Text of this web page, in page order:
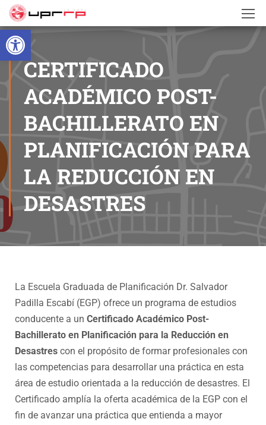
Open toolbar
CERTIFICADO
ACADÉMICO POST-
BACHILLERATO EN
PLANIFICACIÓN PARA
LA REDUCCIÓN EN
DESASTRES
La Escuela Graduada de Planificación Dr. Salvador
Padilla Escabí (EGP) ofrece un programa de estudios
conducente a un Certificado Académico Post-
Bachillerato en Planificación para la Reducción en
Desastres con el propósito de formar profesionales con
las competencias para desarrollar una práctica en esta
área de estudio orientada a la reducción de desastres. El
Certificado amplía la oferta académica de la EGP con el
fin de avanzar una práctica que entienda a mayor